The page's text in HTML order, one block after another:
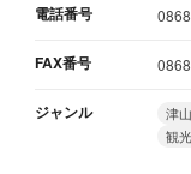
電話番号
FAX番号
ジャンル 津
観